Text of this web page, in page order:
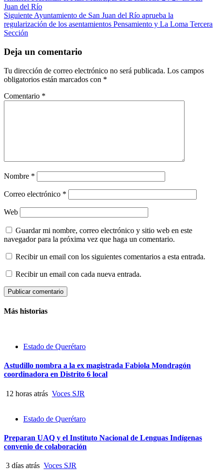
Juan del Río
Siguiente Ayuntamiento de San Juan del Río aprueba la
regularización de los asentamientos Pensamiento y La Loma Tercera
Sección
Deja un comentario
Tu dirección de correo electrónico no será publicada. Los campos
obligatorios están marcados con *
Comentario *
Nombre *
Correo electrónico *
Web
Guardar mi nombre, correo electrónico y sitio web en este
navegador para la próxima vez que haga un comentario.
Recibir un email con los siguientes comentarios a esta entrada.
Recibir un email con cada nueva entrada.
Más historias
Estado de Querétaro
Astudillo nombra a la ex magistrada Fabiola Mondragón
coordinadora en Distrito 6 local
12 horas atrás Voces SJR
Estado de Querétaro
Preparan UAQ y el Instituto Nacional de Lenguas Indígenas
convenio de colaboración
3 días atrás Voces SJR